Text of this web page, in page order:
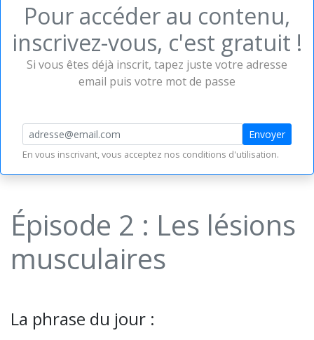
Pour accéder au contenu,
inscrivez-vous, c'est gratuit !
Si vous êtes déjà inscrit, tapez juste votre adresse
email puis votre mot de passe
Envoyer
En vous inscrivant, vous acceptez nos conditions d'utilisation.
Épisode 2 : Les lésions
musculaires
La phrase du jour :